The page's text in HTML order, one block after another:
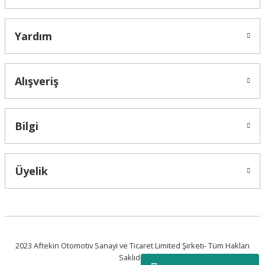
Yardım
Alışveriş
Bilgi
Üyelik
2023 Aftekin Otomotiv Sanayi ve Ticaret Limited Şirketi- Tüm Hakları
Saklıdır.